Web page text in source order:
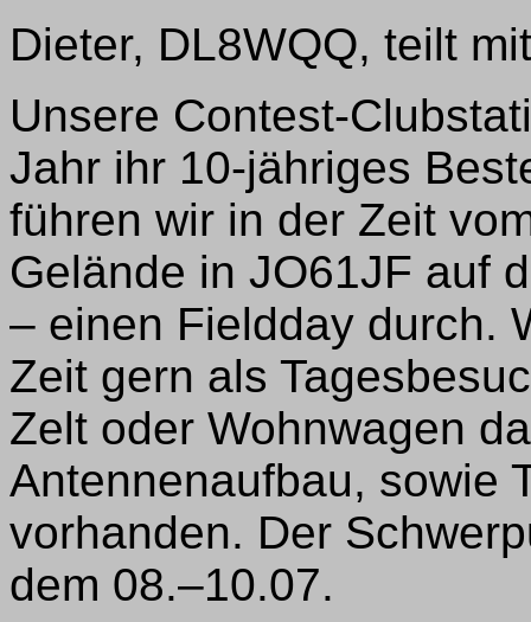
Dieter, DL8WQQ, teilt
Unsere Contest-
Jahr ihr 10-jähriges
führen wir in der Zeit
Gelände in JO61JF auf
– einen Fieldday durch.
Zeit gern als
Zelt oder Wohnwagen
Antennenaufbau, sowie
vorhanden. Der
dem 08.–10.07.